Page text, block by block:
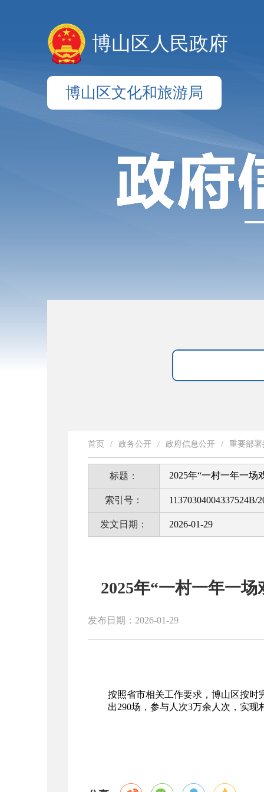
博山区人民政府
博山区文化和旅游局
首页 / 政务公开 / 政府信息公开 / 重要部
标题： 2025年“一村一年一场
索引号： 11370304004337524B/
发文日期： 2026-01-29
2025年“一村一年一
发布日期：2026-01-29
按照省市相关工作要求，博山区按时
出290场，参与人次3万余人次，实现